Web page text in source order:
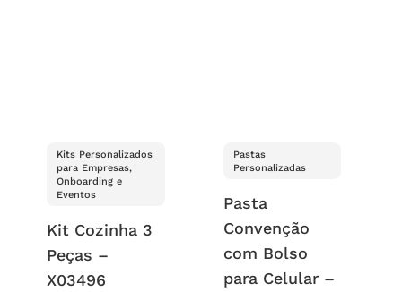
Kits Personalizados
para Empresas,
Onboarding e
Eventos
Kit Cozinha 3
Peças –
X03496
Pastas
Personalizadas
Pasta
Convenção
com Bolso
para Celular –